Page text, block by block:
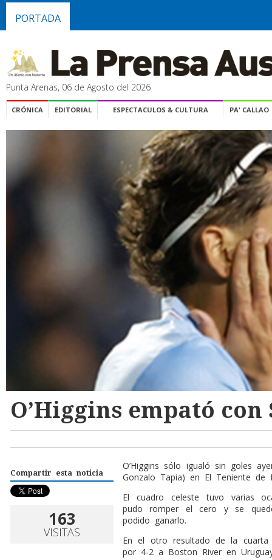
PORTADA
Punta Arenas, 06 de Agosto del 2026
CRÓNICA EDITORIAL ESPECTACULOS & CULTURA PA' CALLAO
O’Higgins empató con
Compartir esta noticia
163
VISITAS
O’Higgins sólo igualó sin goles
Gonzalo Tapia) en El Teniente de
El cuadro celeste tuvo varias
pudo romper el cero y se
podido ganarlo.
En el otro resultado de la cuarta
por 4-2 a Boston River en